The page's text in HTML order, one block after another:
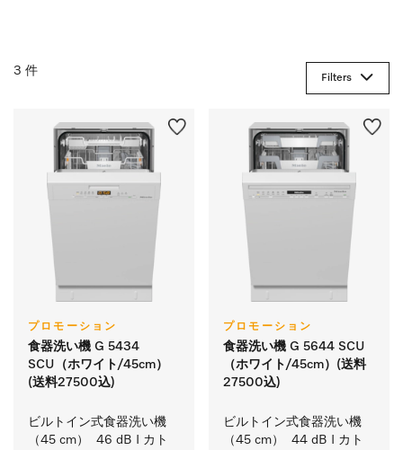
3 件
Filters
プロモーション
食器洗い機 G 5434
SCU（ホワイト/45cm）
(送料27500込)
ビルトイン式食器洗い機
（45 cm）  46 dB I カト
プロモーション
食器洗い機 G 5644 SCU
（ホワイト/45cm）(送料
27500込)
ビルトイン式食器洗い機
（45 cm）  44 dB I カト